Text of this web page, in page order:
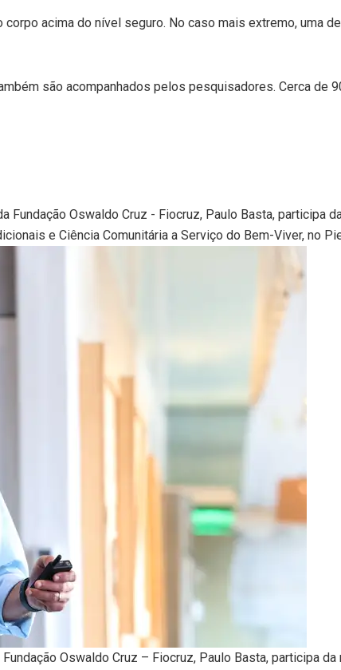
acima do nível seguro. No caso mais extremo, uma
são acompanhados pelos pesquisadores. Cerca de
Oswaldo Cruz – Fiocruz, Paulo Basta, participa